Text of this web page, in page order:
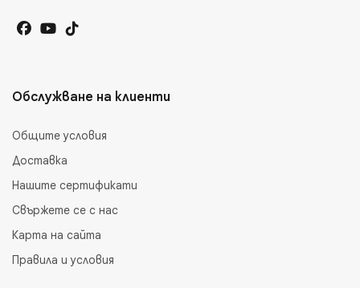
Обслужване на клиенти
Общите условия
Доставка
Нашите сертификати
Свържете се с нас
Карта на сайта
Правила и условия